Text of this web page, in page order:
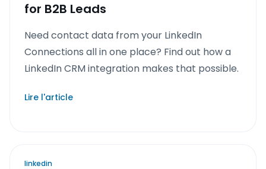
for B2B Leads
Need contact data from your LinkedIn
Connections all in one place? Find out how a
LinkedIn CRM integration makes that possible.
Lire l'article
linkedin